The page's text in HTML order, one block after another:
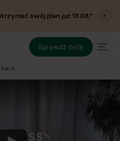
swój plan już18.08.*
Sprawdź dietę